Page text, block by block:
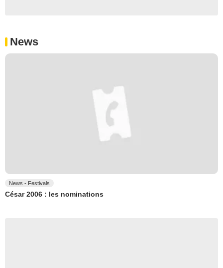
News
News - Festivals
César 2006 : les nominations